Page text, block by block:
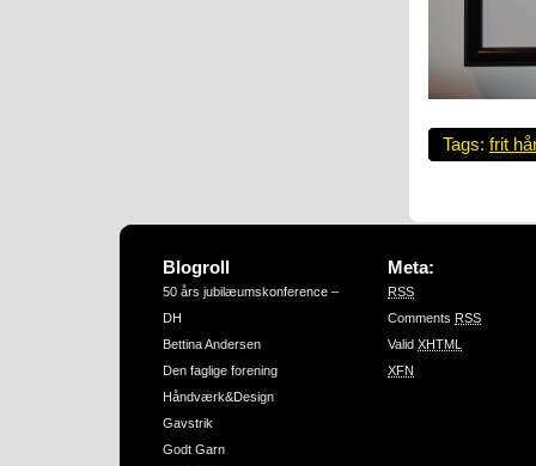
Tags: frit
Blogroll
50 års jubilæumskonference –
DH
Bettina Andersen
Den faglige forening
Håndværk&Design
Gavstrik
Godt Garn
Meta:
RSS
Comments RSS
Valid XHTML
XFN